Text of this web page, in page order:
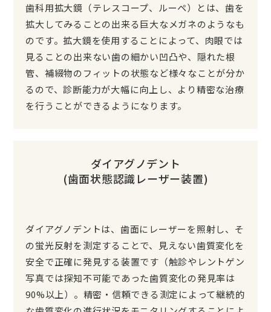
歯科用拡大鏡（テレスコープ、ルーペ）とは、歯を
拡大してみることの出来る巨大なメガネのようなも
のです。拡大鏡を使用することによって、肉眼では
見ることの出来ない歯の細かい凹凸や、隠れた根
管、補綴物のフィットの状態など様々なことが分か
るので、診断能力が大幅に向上し、より精密な治療
を行うことができるようになります。
ダイアグノデント
(歯面状態認識レーザー装置)
ダイアグノデントは、歯面にレーザーを照射し、そ
の蛍光反射を測定することで、見えない歯質変化を
安全で正確に発見する装置です（触診やレントゲン
写真では探知不可能であった歯質変化の発見率は
90%以上）。精密・信頼できる測定によって継続的